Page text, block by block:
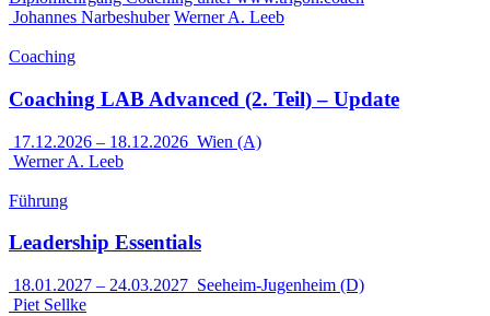
Johannes Narbeshuber Werner A. Leeb
Coaching
Coaching LAB Advanced (2. Teil) – Update
17.12.2026 – 18.12.2026 Wien (A)
Werner A. Leeb
Führung
Leadership Essentials
18.01.2027 – 24.03.2027 Seeheim-Jugenheim (D)
Piet Sellke